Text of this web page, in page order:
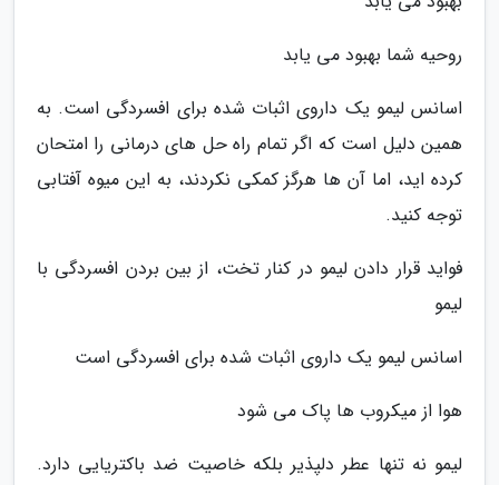
روحیه شما بهبود می یابد
اسانس لیمو یک داروی اثبات شده برای افسردگی است. به
همین دلیل است که اگر تمام راه حل های درمانی را امتحان
کرده اید، اما آن ها هرگز کمکی نکردند، به این میوه آفتابی
توجه کنید.
فواید قرار دادن لیمو در کنار تخت، از بین بردن افسردگی با
لیمو
اسانس لیمو یک داروی اثبات شده برای افسردگی است
هوا از میکروب ها پاک می شود
لیمو نه تنها عطر دلپذیر بلکه خاصیت ضد باکتریایی دارد.